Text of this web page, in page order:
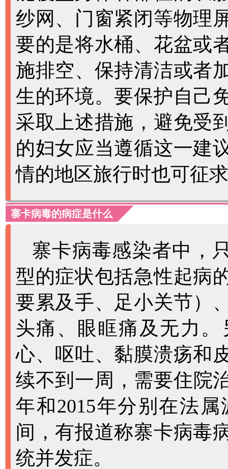
纱网、门窗紧闭等物理
要的是将水桶、花盆或
施排空、保持清洁或者
生的环境。要保护自己
采取上述措施，避免受
的妇女应当遵循这一建
情的地区旅行时也可征
寨卡病毒的病症是什么
寨卡病毒感染者中，
型的症状包括急性起病
要累及手、足小关节）
头痛、眼眶痛及无力
心、呕吐、黏膜溃疡和
续不到一周，需要住院
年和2015年分别在法
间，有报道称寨卡病毒
统并发症。